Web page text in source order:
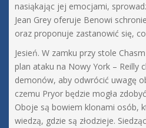
nasiąkając jej emocjami,
Jean Grey oferuje Benowi
oraz proponuje zastanowić się,
Jesień. W zamku przy stole
plan ataku na Nowy York – Reilly
demonów, aby odwrócić uwagę
czemu Pryor będzie mogła
Oboje są bowiem klonami osób,
wiedzą, gdzie są złodzieje.